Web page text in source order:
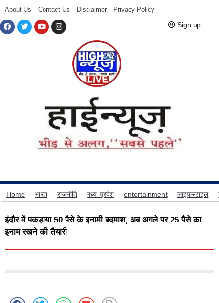
About Us Contact Us Disclaimer Privacy Policy
Sign up
Home भारत राजनीति मध्य प्रदेश entertainment लाइफस्टाइल
इंदौर में पकड़ाया 50 पैसे के इनामी बदमाश, अब अगले पर 25 पैसे का
इनाम रखने की तैयारी